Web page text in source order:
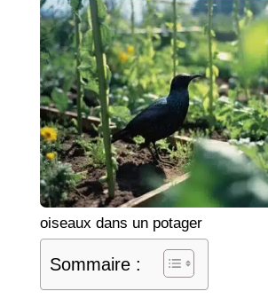
oiseaux dans un potager
Sommaire :